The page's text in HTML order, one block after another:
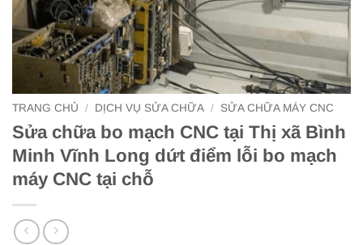
TRANG CHỦ / DỊCH VỤ SỬA CHỮA / SỬA CHỮA MÁY CNC
Sửa chữa bo mạch CNC tại Thị xã Bình
Minh Vĩnh Long dứt điểm lỗi bo mạch
máy CNC tại chỗ